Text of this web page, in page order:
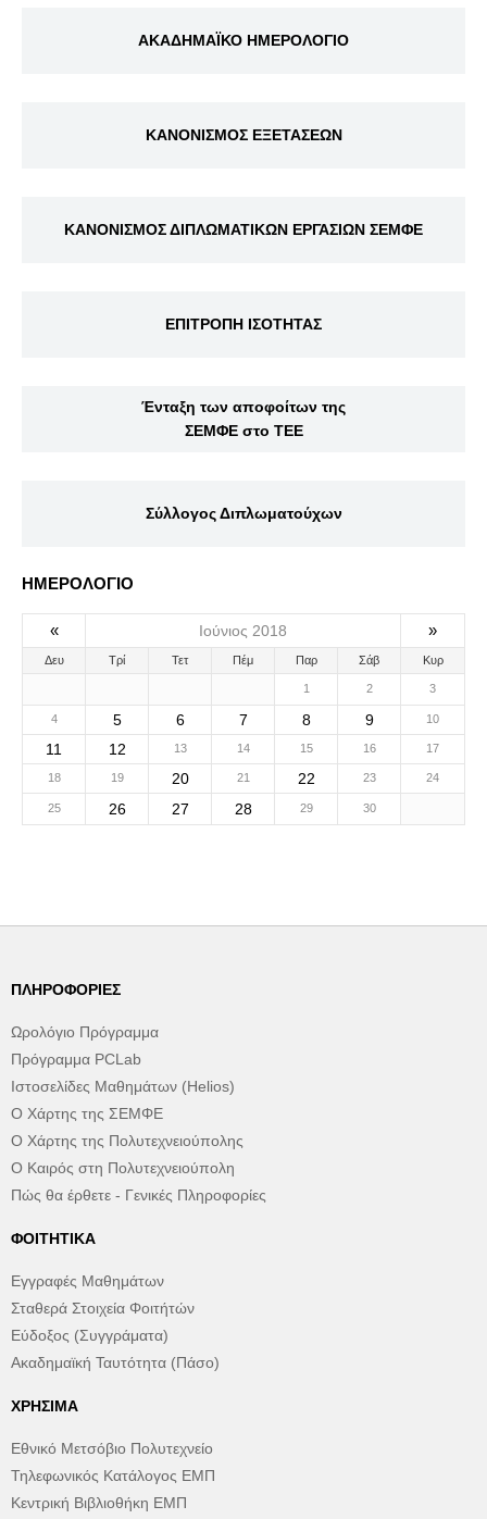
ΑΚΑΔΗΜΑΪΚΟ ΗΜΕΡΟΛΟΓΙΟ
ΚΑΝΟΝΙΣΜΟΣ ΕΞΕΤΑΣΕΩΝ
ΚΑΝΟΝΙΣΜΟΣ ΔΙΠΛΩΜΑΤΙΚΩΝ ΕΡΓΑΣΙΩΝ ΣΕΜΦΕ
ΕΠΙΤΡΟΠΗ ΙΣΟΤΗΤΑΣ
Ένταξη των αποφοίτων της
ΣΕΜΦΕ στο ΤΕΕ
Σύλλογος Διπλωματούχων
ΗΜΕΡΟΛΟΓΙΟ
« Ιούνιος 2018 »
Δευ Τρί Τετ Πέμ Παρ Σάβ Κυρ
1 2 3
4 5 6 7 8 9 10
11 12 13 14 15 16 17
18 19 20 21 22 23 24
25 26 27 28 29 30
ΠΛΗΡΟΦΟΡΊΕΣ
Ωρολόγιο Πρόγραμμα
Πρόγραμμα PCLab
Ιστοσελίδες Μαθημάτων (Helios)
Ο Χάρτης της ΣΕΜΦΕ
Ο Χάρτης της Πολυτεχνειούπολης
Ο Καιρός στη Πολυτεχνειούπολη
Πώς θα έρθετε - Γενικές Πληροφορίες
ΦΟΙΤΗΤΙΚΆ
Εγγραφές Μαθημάτων
Σταθερά Στοιχεία Φοιτήτών
Εύδοξος (Συγγράματα)
Ακαδημαϊκή Ταυτότητα (Πάσο)
ΧΡΉΣΙΜΑ
Εθνικό Μετσόβιο Πολυτεχνείο
Τηλεφωνικός Κατάλογος ΕΜΠ
Κεντρική Βιβλιοθήκη ΕΜΠ